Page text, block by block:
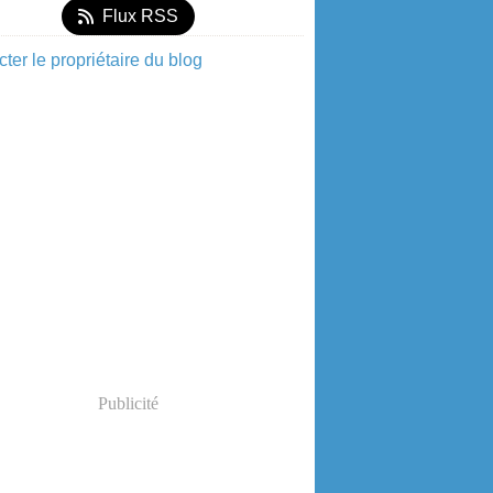
Flux RSS
le propriétaire du blog
Publicité